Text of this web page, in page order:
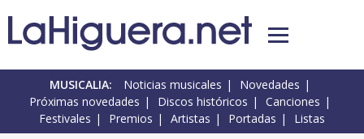
MUSICALIA: Noticias musicales
Novedades
Próximas novedades
Discos históricos
Canciones
Festivales
Premios Artistas Portadas Listas